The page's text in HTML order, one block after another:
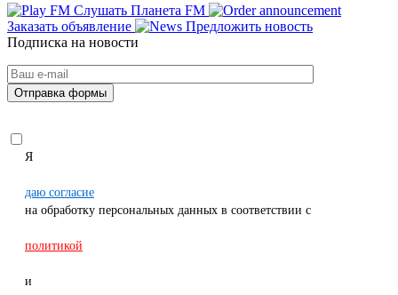
Слушать Планета FM
Заказать объявление
Предложить новость
Подписка на новости
Я
даю согласие
на обработку персональных данных в соответствии с
политикой
и